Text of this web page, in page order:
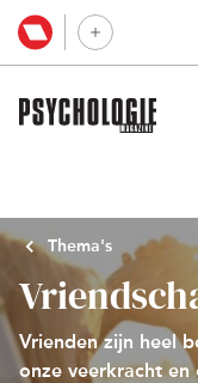
Thema's
Vrienden zijn heel
onze veerkracht en